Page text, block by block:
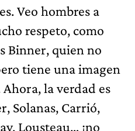
Veo hombres a
respeto, como
Binner, quien no
tiene una imagen
la verdad es
Solanas, Carrió,
Lousteau… ¡no